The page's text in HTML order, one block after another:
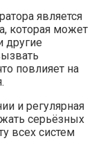
является
которая может
другие
повлияет на
и регулярная
серьёзных
всех систем